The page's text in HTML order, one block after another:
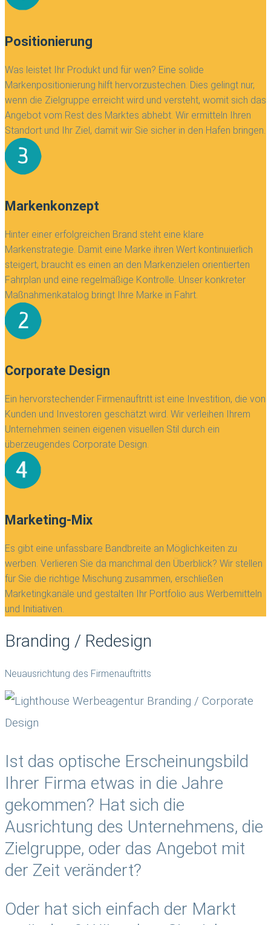
Positionierung
Was leistet Ihr Produkt und für wen? Eine solide
Markenpositionierung hilft hervorzustechen. Dies gelingt nur,
wenn die Zielgruppe erreicht wird und versteht, womit sich das
Angebot vom Rest des Marktes abhebt. Wir ermitteln Ihren
Standort und Ihr Ziel, damit wir Sie sicher in den Hafen bringen.
Markenkonzept
Hinter einer erfolgreichen Brand steht eine klare
Markenstrategie. Damit eine Marke ihren Wert kontinuierlich
steigert, braucht es einen an den Markenzielen orientierten
Fahrplan und eine regelmäßige Kontrolle. Unser konkreter
Maßnahmenkatalog bringt Ihre Marke in Fahrt.
Corporate Design
Ein hervorstechender Firmenauftritt ist eine Investition, die von
Kunden und Investoren geschätzt wird. Wir verleihen Ihrem
Unternehmen seinen eigenen visuellen Stil durch ein
überzeugendes Corporate Design.
Marketing-Mix
Es gibt eine unfassbare Bandbreite an Möglichkeiten zu
werben. Verlieren Sie da manchmal den Überblick? Wir stellen
für Sie die richtige Mischung zusammen, erschließen
Marketingkanäle und gestalten Ihr Portfolio aus Werbemitteln
und Initiativen.
Branding / Redesign
Neuausrichtung des Firmenauftritts
Ist das optische Erscheinungsbild
Ihrer Firma etwas in die Jahre
gekommen? Hat sich die
Ausrichtung des Unternehmens, die
Zielgruppe, oder das Angebot mit
der Zeit verändert?
Oder hat sich einfach der Markt